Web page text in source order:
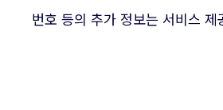
번호 등의 추가 정보는 서비스